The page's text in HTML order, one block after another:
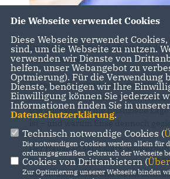
Der Rat der Gemeinde Ense hat den
verabschiedet.
In seiner Haushaltsrede machte
Fraktionsvorsitzender Simon
wie angespannt die finanzielle Lage
ist – und warum Ense dennoch
Der Haushalt setzt klare
Betreuung, Wohnen, Energie und
die Steuern stabil und stärkt
Die Webseite verwendet Cookies
Diese Webseite verwendet
sind, um die Webseite zu nutzen.
verwenden wir Dienste von
helfen, unser Webangebot zu
Optmierung). Für die Verwendung
Dienste, benötigen wir Ihre
Einwilligung können Sie jederzeit
Informationen finden Sie in unserer
Datenschutzerklärung.
Technisch notwendige Cookies (
Die notwendigen Cookies werden allein für
ordnungsgemäßen Gebrauch der Webseite
Cookies von Drittanbietern (
Zur Optimierung unserer Webseite binden